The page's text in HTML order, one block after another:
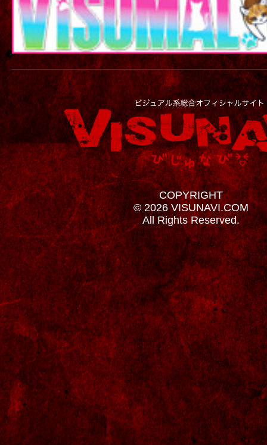
COPYRIGHT
© 2026 VISUNAVI.COM
All Rights Reserved.